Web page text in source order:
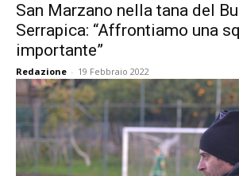
San Marzano nella tana del
Serrapica: “Affrontiamo una
importante”
Redazione - 19 Febbraio 2022